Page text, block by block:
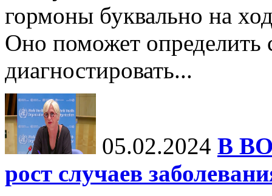
гормоны буквально на
Оно поможет
диагностировать...
05.02.2024 В
рост случаев